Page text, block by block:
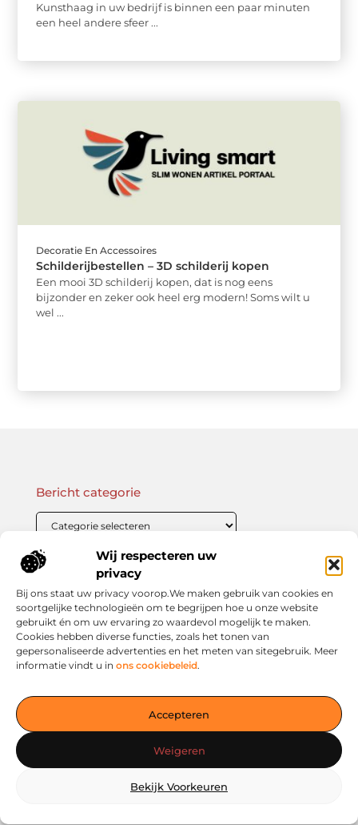
Wij respecteren uw
privacy
Bij ons staat uw privacy voorop.We maken gebruik van cookies en
soortgelijke technologieën om te begrijpen hoe u onze website
gebruikt én om uw ervaring zo waardevol mogelijk te maken.
Cookies hebben diverse functies, zoals het tonen van
gepersonaliseerde advertenties en het meten van sitegebruik. Meer
informatie vindt u in ons cookiebeleid.
Accepteren
Weigeren
Bekijk Voorkeuren
Kunsthaag in uw bedrijf is binnen een paar minuten
een heel andere sfeer ...
Decoratie En Accessoires
Schilderijbestellen – 3D schilderij kopen
Een mooi 3D schilderij kopen, dat is nog eens
bijzonder en zeker ook heel erg modern! Soms wilt u
wel ...
tips voor een bewuster en slimmer leven. Alles overzichtelijk
verzameld op één platform. Begin vandaag nog op living-
smart.nl!
Onze informatie
Bericht categorie